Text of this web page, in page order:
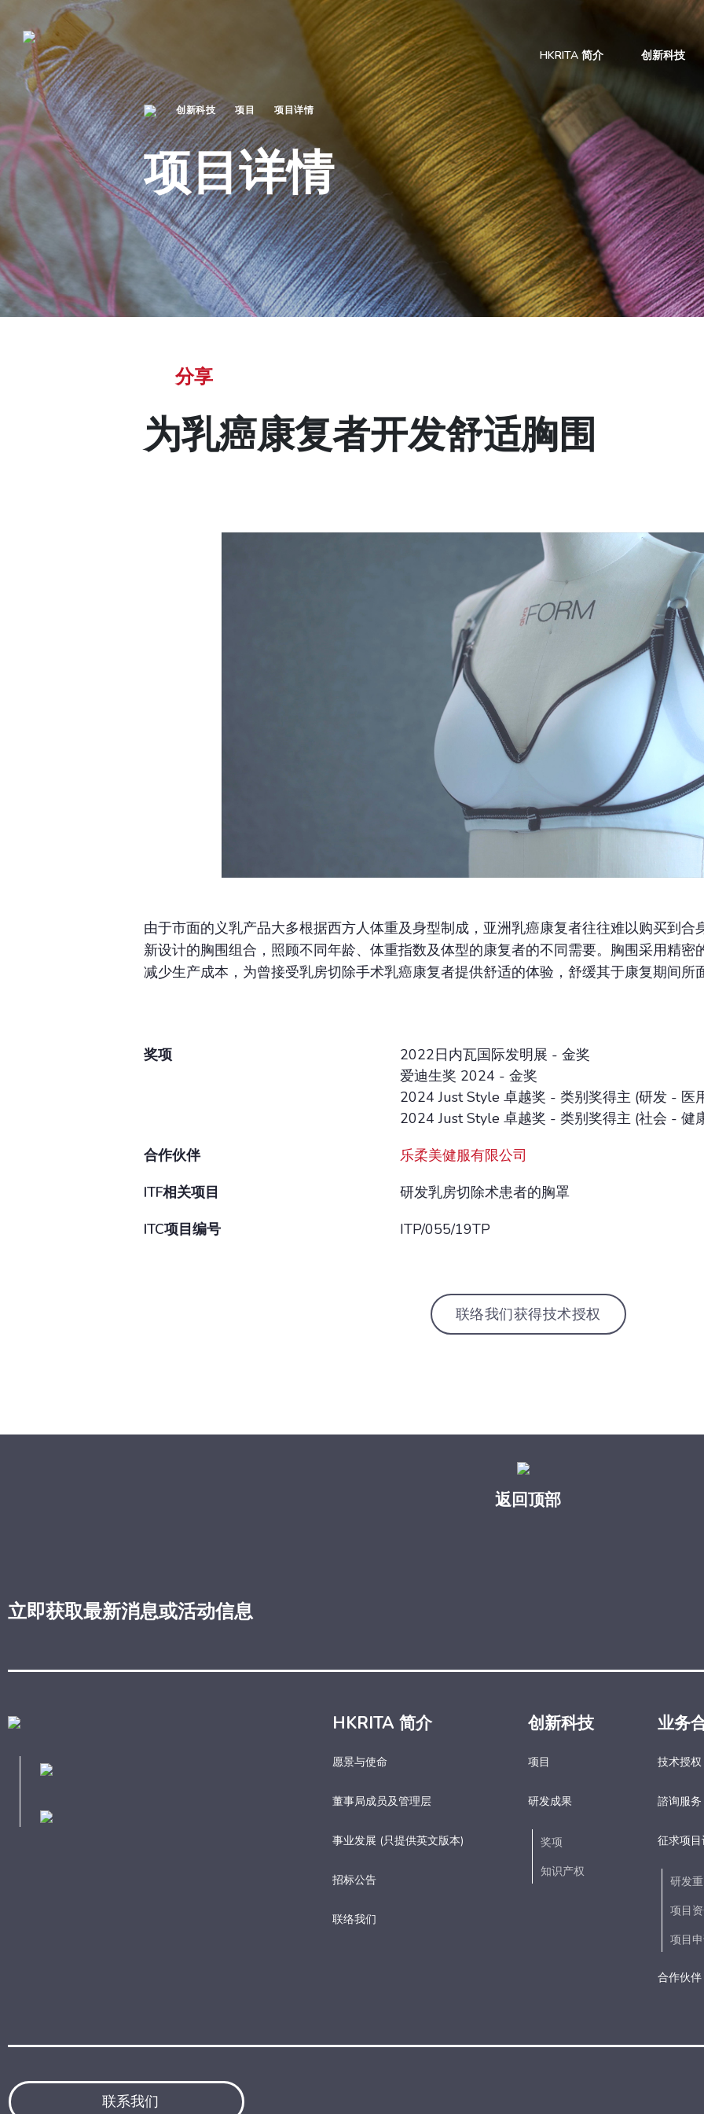
HKRITA 简介 创新科技
创新科技 项目 项目详情
项目详情
分享
为乳癌康复者开发舒适胸围
由于市面的义乳产品大多根据西方人体重及身型制成，亚洲乳癌康复者往往难以购买到合
新设计的胸围组合，照顾不同年龄、体重指数及体型的康复者的不同需要。胸围采用精密
减少生产成本，为曾接受乳房切除手术乳癌康复者提供舒适的体验，舒缓其于康复期间所
奖项
2022日内瓦国际发明展 - 金奖
爱迪生奖 2024 - 金奖
2024 Just Style 卓越奖 - 类别奖得主 (研发 - 医
2024 Just Style 卓越奖 - 类别奖得主 (社会 - 健
合作伙伴
乐柔美健服有限公司
ITF相关项目
研发乳房切除术患者的胸罩
ITC项目编号
ITP/055/19TP
联络我们获得技术授权
返回顶部
立即获取最新消息或活动信息
HKRITA 简介
愿景与使命
董事局成员及管理层
事业发展 (只提供英文版本)
招标公告
联络我们
创新科技
项目
研发成果
奖项
知识产权
业务
技术授权
諮询服务
征求项
研发
项目
项目
合作伙伴
联系我们